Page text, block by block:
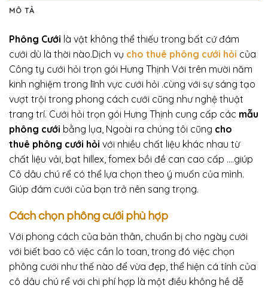
MÔ TẢ
Phông Cưới là vật không thể thiếu trong bất cứ đám
cưới dù là thời nào.Dịch vụ cho thuê phông cưới hỏi của
Công ty cưới hỏi trọn gói Hưng Thịnh Với trên mười năm
kinh nghiệm trong lĩnh vực cưới hỏi .cùng với sự sáng tạo
vượt trội trong phong cách cưới cũng như nghệ thuật
trang trí. Cưới hỏi trọn gói Hưng Thịnh cung cấp các mẫu
phông cưới bằng lụa, Ngoài ra chúng tôi cũng cho
thuê phông cưới hỏi với nhiều chất liệu khác nhau từ
chất liệu vải, bạt hillex, fomex bồi đề can cao cấp ….giúp
Cô dâu chú rể có thể lựa chọn theo ý muốn của mình.
Giúp đám cưới của bạn trở nên sang trọng.
Cách chọn phông cưới phù hợp
Với phong cách của bản thân, chuẩn bị cho ngày cưới
với biết bao cô việc cần lo toan, trong đó việc chọn
phông cưới như thế nào để vừa đẹp, thể hiện cá tính của
cô dâu chú rể với chi phí hợp là một điều không hề dễ